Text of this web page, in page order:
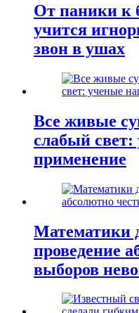
От паники к
учится
звон в ушах
Все живые
слабый
применение
Математики
проведение
выборов